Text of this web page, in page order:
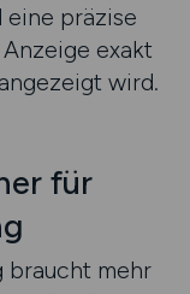
präzise
exakt
wird.
für
braucht mehr